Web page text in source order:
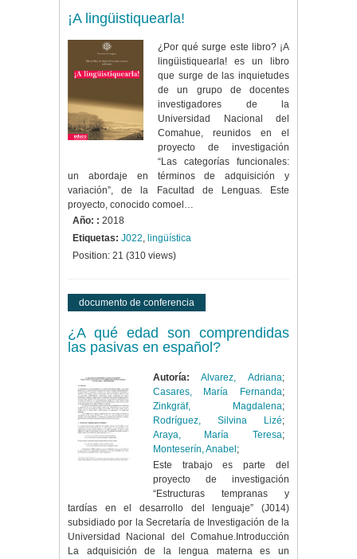
¡A lingüistiquearla!
¿Por qué surge este libro? ¡A
lingüistiquearla! es un libro
que surge de las inquietudes
de un grupo de docentes
investigadores de la
Universidad Nacional del
Comahue, reunidos en el
proyecto de investigación
“Las categorías funcionales:
un abordaje en términos de adquisición y
variación”, de la Facultad de Lenguas. Este
proyecto, conocido comoel…
Año: : 2018
Etiquetas: J022, lingüística
Position: 21 (310 views)
documento de conferencia
¿A qué edad son comprendidas
las pasivas en español?
Autoría: Alvarez, Adriana;
Casares, María Fernanda;
Zinkgräf, Magdalena;
Rodríguez, Silvina Lizé;
Araya, María Teresa;
Monteserín, Anabel ;
Este trabajo es parte del
proyecto de investigación
“Estructuras tempranas y
tardías en el desarrollo del lenguaje” (J014)
subsidiado por la Secretaría de Investigación de la
Universidad Nacional del Comahue.Introducción
La adquisición de la lengua materna es un